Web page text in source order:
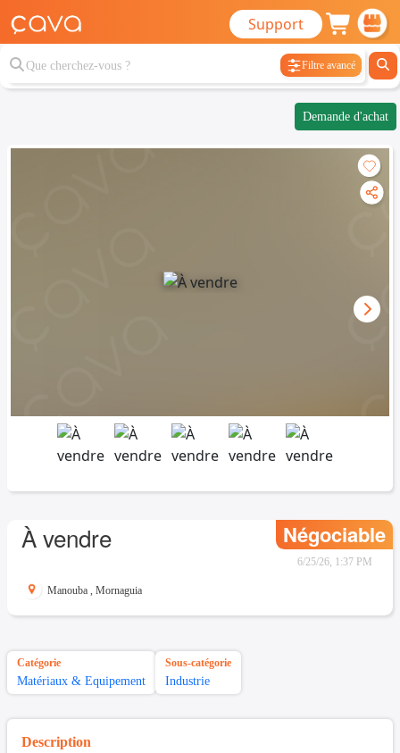
Support
Filtre avancé
Demande d'achat
À vendre Négociable
6/25/26, 1:37 PM
Manouba , Mornaguia
Catégorie
Matériaux & Equipement
Sous-catégorie
Industrie
Description